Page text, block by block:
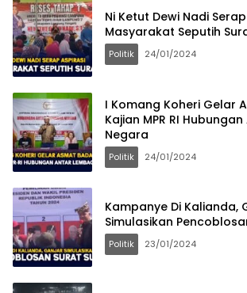
Ni Ketut Dewi Nadi
Masyarakat Seputih
Politik 24/01/2024
I Komang Koheri Gelar
Kajian MPR RI
Negara
Politik 24/01/2024
Kampanye Di Kalianda,
Simulasikan
Politik 23/01/2024